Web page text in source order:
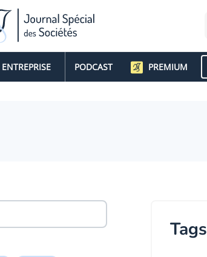
ENTREPRISE PODCAST PREMIUM